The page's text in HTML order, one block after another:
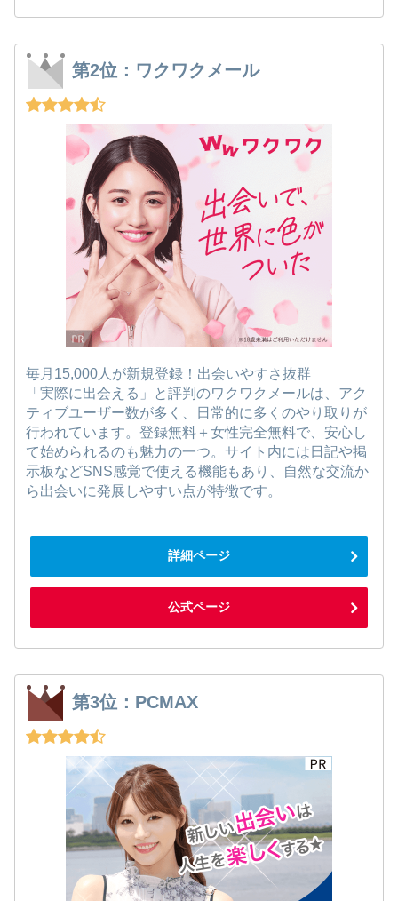
第2位：ワクワクメール
毎月15,000人が新規登録！出会いやすさ抜群
「実際に出会える」と評判のワクワクメールは、アク
ティブユーザー数が多く、日常的に多くのやり取りが
行われています。登録無料＋女性完全無料で、安心し
て始められるのも魅力の一つ。サイト内には日記や掲
示板などSNS感覚で使える機能もあり、自然な交流か
ら出会いに発展しやすい点が特徴です。
詳細ページ
公式ページ
第3位：PCMAX